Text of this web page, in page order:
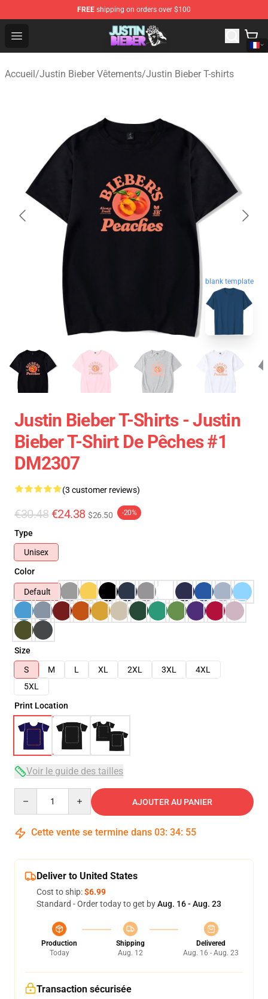
FREE shipping on orders over $100
Open menu
Justin Bieber Store - Official Justin Bieber Merchandise
Accueil/Justin Bieber Vêtements/Justin Bieber T-shirts
blank template
Justin Bieber T-Shirts - Justin
Bieber T-Shirt De Pêches #1
DM2307
(3 customer reviews)
€30.48 €24.38 $26.50 -20%
Type
Unisex
Color
Default
Size
S
M L XL 2XL 3XL
4XL
5XL
Print Location
Voir le guide des tailles
AJOUTER AU PANIER
Cette vente se termine dans 03: 34: 54
Deliver to United States
Cost to ship:$6.99
Standard - Order today to get byAug. 16 - Aug. 23
Production
Today
Shipping
Aug. 12
Delivered
Aug. 16 - Aug. 23
Transaction sécurisée